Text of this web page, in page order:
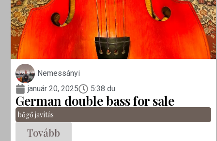
Nemessányi
január 20, 2025
5:38 du.
German double bass for sale
bőgő javítás
Tovább